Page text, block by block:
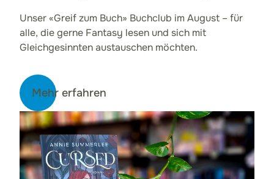
Unser «Greif zum Buch» Buchclub im August – für
alle, die gerne Fantasy lesen und sich mit
Gleichgesinnten austauschen möchten.
Mehr erfahren